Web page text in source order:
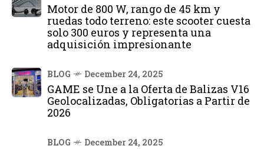
Motor de 800 W, rango de 45 km y
ruedas todo terreno: este scooter cuesta
solo 300 euros y representa una
adquisición impresionante
BLOG December 24, 2025
GAME se Une a la Oferta de Balizas V16
Geolocalizadas, Obligatorias a Partir de
2026
BLOG December 24, 2025